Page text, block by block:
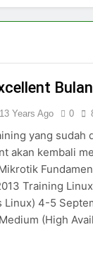
13 Years Ago 0
yang sudah
akan kembali
Training
Linux) 4-5
(High